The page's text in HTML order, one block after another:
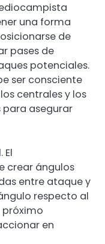
una forma
de
pases de
potenciales.
ser consciente
centrales y los
asegurar
El
crear ángulos
entre ataque y
respecto al
próximo
en